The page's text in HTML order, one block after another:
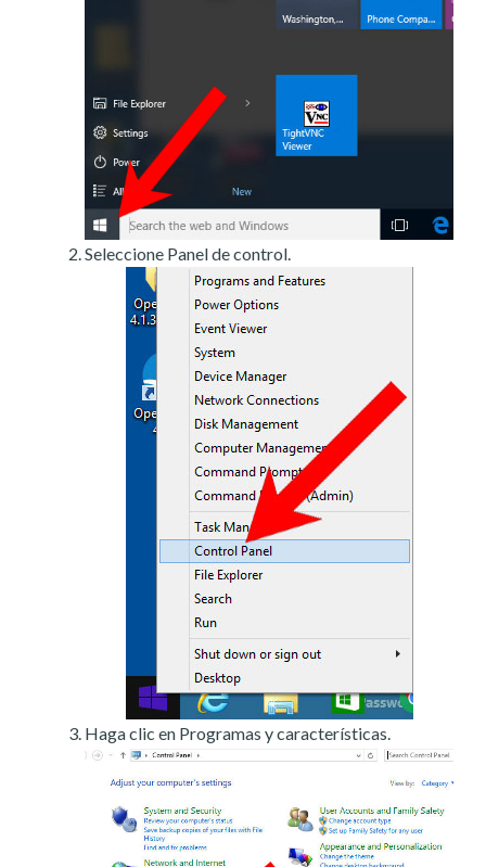
Seleccione Panel de control.
Haga clic en Programas y características.